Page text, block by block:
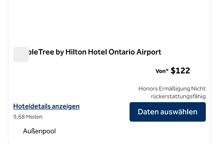
DoubleTree by Hilton Hotel Ontario Airport
Hoteldetails für DoubleTree by Hilton Hotel Ontario Airport anzeigen
Hoteldetails anzeigen
9,68 Meilen
Von* $122
Honors Ermäßigung Nicht
rückerstattungsfähig
Daten auswählen
Außenpool